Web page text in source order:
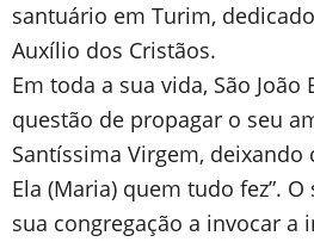
santuário em Turim,
Auxílio dos Cristãos.
Em toda a sua vida, São João
questão de propagar o seu
Santíssima Virgem, deixando
Ela (Maria) quem tudo fez”.
sua congregação a invocar a